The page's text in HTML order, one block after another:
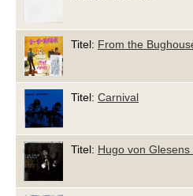
Titel: From the
Titel: Carnival
Titel: Hugo von Glesens